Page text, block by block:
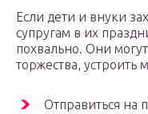
Если дети и внуки
супругам в их
похвально. Они
торжества,
Отправиться на